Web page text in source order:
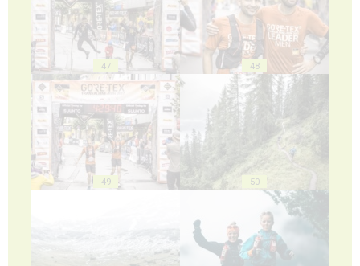
47 48
49 50